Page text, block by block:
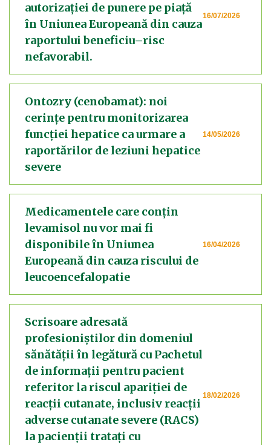
autorizației de punere pe piață
în Uniunea Europeană din cauza
raportului beneficiu–risc
nefavorabil.
16/07/2026
Ontozry (cenobamat): noi
cerințe pentru monitorizarea
funcției hepatice ca urmare a
raportărilor de leziuni hepatice
severe
14/05/2026
Medicamentele care conțin
levamisol nu vor mai fi
disponibile în Uniunea
Europeană din cauza riscului de
leucoencefalopatie
16/04/2026
Scrisoare adresată
profesioniștilor din domeniul
sănătății în legătură cu Pachetul
de informații pentru pacient
referitor la riscul apariției de
reacții cutanate, inclusiv reacții
adverse cutanate severe (RACS)
la pacienții tratați cu
18/02/2026